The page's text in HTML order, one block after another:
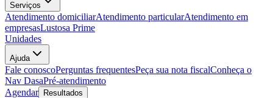
Serviços
Atendimento domiciliarAtendimento particularAtendimento em
empresasLustosa Prime
Unidades
Ajuda
Fale conoscoPerguntas frequentesPeça sua nota fiscalConheça o
Nav DasaPré-atendimento
Agendar
Resultados